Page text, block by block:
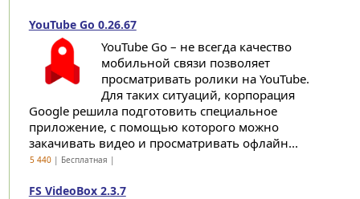
YouTube Go 0.26.67
YouTube Go – не всегда качество
мобильной связи позволяет
просматривать ролики на YouTube.
Для таких ситуаций, корпорация
Google решила подготовить специальное
приложение, с помощью которого можно
закачивать видео и просматривать офлайн...
5 440| Бесплатная |
FS VideoBox 2.3.7